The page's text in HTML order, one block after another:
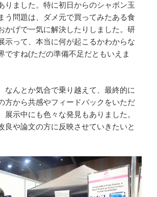
りました。特に初日からのシャボン玉
う問題は、ダメ元で買ってみたある食
かげで一気に解決したりしました。研
示って、本当に何が起こるかわからな
ですね(ただの準備不足だともいえま
なんとか気合で乗り越えて、最終的に
方から共感やフィードバックをいただ
展示中にも色々な発見もありました。
良や論文の方に反映させていきたいと